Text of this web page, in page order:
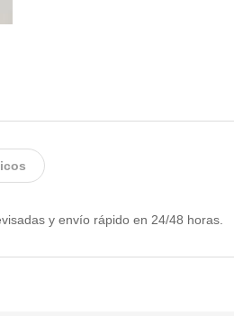
y envío rápido en 24/48 horas.